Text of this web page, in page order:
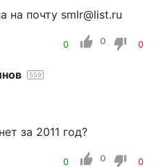
на почту smlr@list.ru
0 0 0
559
за 2011 год?
0 0 0